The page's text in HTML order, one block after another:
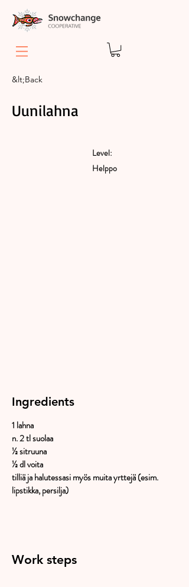
&lt;Back
Uunilahna
Level:
Helppo
Ingredients
1 lahna
n. 2 tl suolaa
½ sitruuna
½ dl voita
tilliä ja halutessasi myös muita yrttejä (esim.
lipstikka, persilja)
Work steps